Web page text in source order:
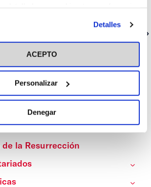
detallada y cambiar tus preferencias
Para más información puedes
de Cookies
Detalles
ACEPTO
Personalizar
Denegar
Categorías
de la Resurrección